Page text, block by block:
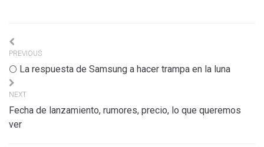
Navigation
de
l’article
PREVIOUS
🌕 La respuesta de Samsung a hacer trampa en la luna
NEXT
Fecha de lanzamiento, rumores, precio, lo que queremos
ver